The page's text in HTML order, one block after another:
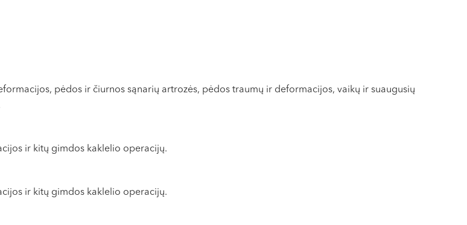
pėdos ir čiurnos sąnarių artrozės, pėdos traumų ir deformacijos, vaikų ir suaugusių
ir kitų gimdos kaklelio operacijų.
ir kitų gimdos kaklelio operacijų.